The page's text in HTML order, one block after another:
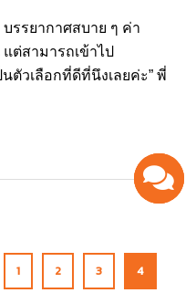
รรยากาศสบาย ๆ ค่า
ต่สามารถเข้าไป
ตัวเลือกที่ดีที่นึงเลยค่ะ” พี่
1 2 3 4